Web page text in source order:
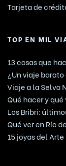
Tarjeta de
TOP EN MIL
13 cosas que
¿Un viaje
Viaje a la Selva
Qué hacer y qué
Los Bribri:
Qué ver en Río
15 joyas del